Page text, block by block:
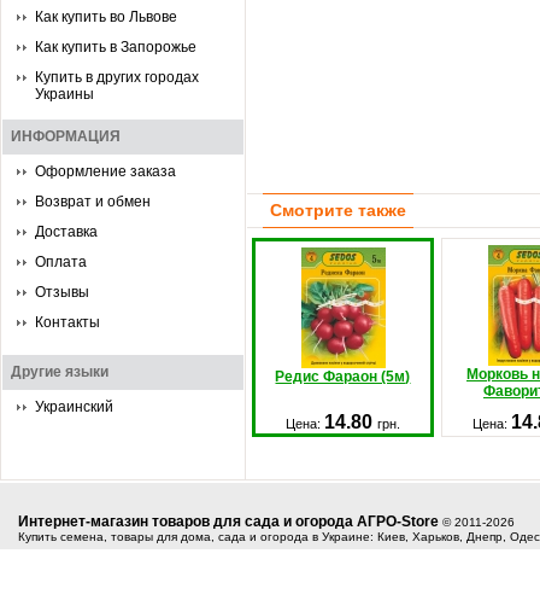
Как купить во Львове
Как купить в Запорожье
Купить в других городах
Украины
ИНФОРМАЦИЯ
Оформление заказа
Возврат и обмен
Доставка
Оплата
Отзывы
Контакты
Другие языки
Украинский
Смотрите также
Редис Фараон (5м)
Морковь
Цена: 14.80 грн. Цена:
Интернет-магазин товаров для сада и огорода АГРО-Store © 2011-2026
Купить семена, товары для дома, сада и огорода в Украине: Киев, Харьков, Днепр,